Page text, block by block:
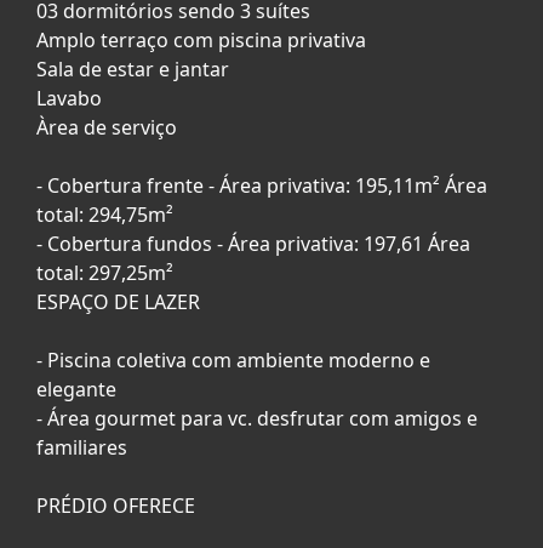
03 dormitórios sendo 3 suítes
Amplo terraço com piscina privativa
Sala de estar e jantar
Lavabo
Àrea de serviço
- Cobertura frente - Área privativa: 195,11m² Área
total: 294,75m²
- Cobertura fundos - Área privativa: 197,61 Área
total: 297,25m²
ESPAÇO DE LAZER
- Piscina coletiva com ambiente moderno e
elegante
- Área gourmet para vc. desfrutar com amigos e
familiares
PRÉDIO OFERECE